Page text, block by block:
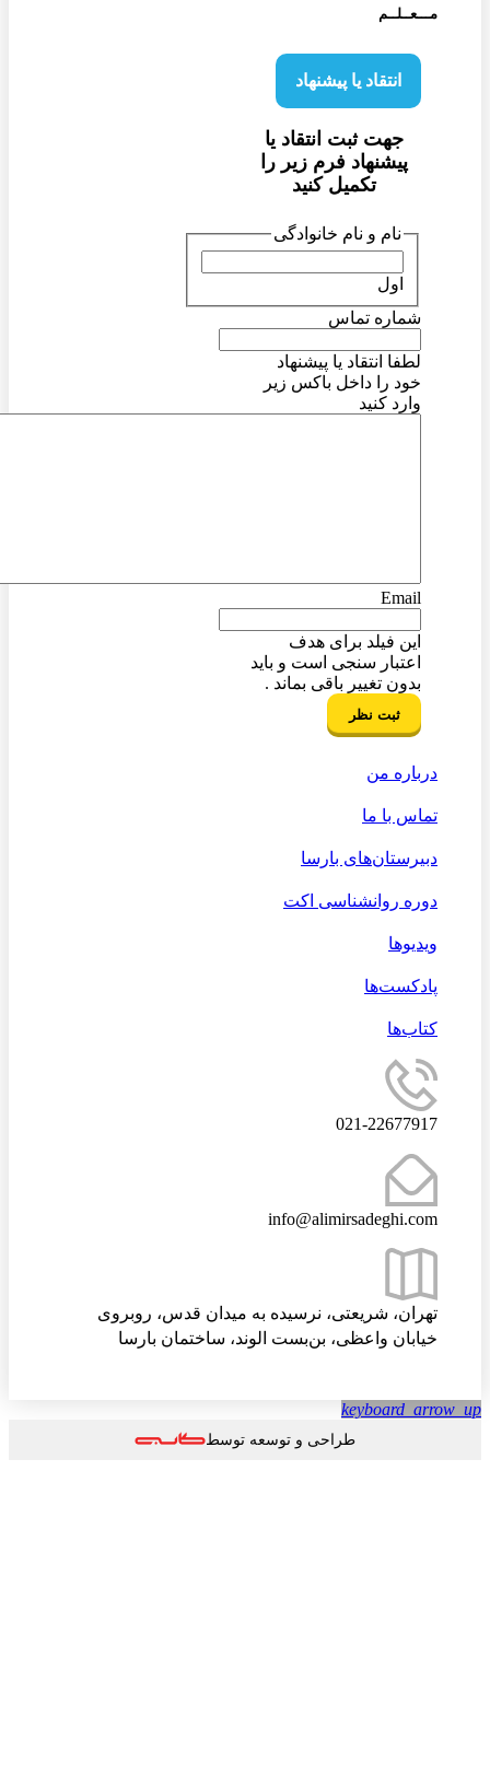
مـــعــلــم
انتقاد یا پیشنهاد
جهت ثبت انتقاد یا
پیشنهاد فرم زیر را
تکمیل کنید
نام و نام خانوادگی
شماره تماس
لطفا انتقاد یا پیشنهاد
خود را داخل باکس زیر
وارد کنید
Email
این فیلد برای هدف
اعتبار سنجی است و باید
بدون تغییر باقی بماند .
درباره من
تماس با ما
دبیرستان‌های بارسا
دوره روانشناسی اکت
ویدیوها
پادکست‌ها
کتاب‌ها
021-22677917
info@alimirsadeghi.com
تهران، شریعتی، نرسیده به میدان قدس، روبروی
خیابان واعظی، بن‌بست الوند، ساختمان بارسا
طراحی و توسعه توسط